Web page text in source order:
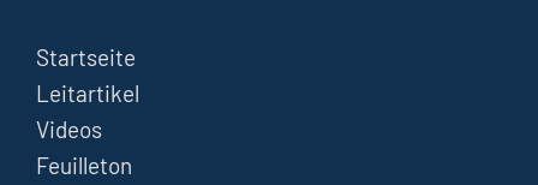
Startseite
Leitartikel
Videos
Feuilleton